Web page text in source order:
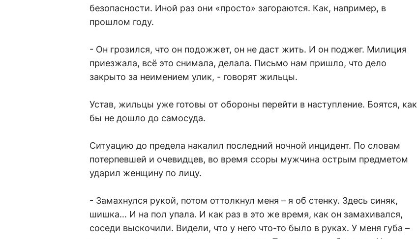
безопасности. Иной раз они «просто» загораются. Как, например, в
прошлом году.
- Он грозился, что он подожжет, он не даст жить. И он поджег. Милиция
приезжала, всё это снимала, делала. Письмо нам пришло, что дело
закрыто за неимением улик, - говорят жильцы.
Устав, жильцы уже готовы от обороны перейти в наступление. Боятся, как
бы не дошло до самосуда.
Ситуацию до предела накалил последний ночной инцидент. По словам
потерпевшей и очевидцев, во время ссоры мужчина острым предметом
ударил женщину по лицу.
- Замахнулся рукой, потом оттолкнул меня – я об стенку. Здесь синяк,
шишка… И на пол упала. И как раз в это же время, как он замахивался,
соседи выскочили. Видели, что у него что-то было в руках. У меня губа –